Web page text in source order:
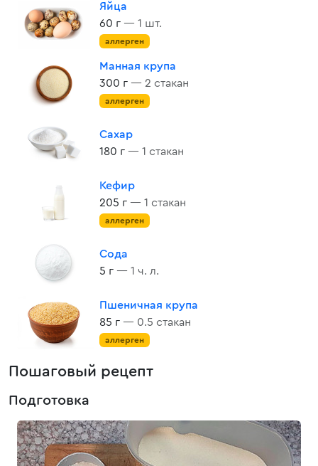
Яйца
60 г — 1 шт.
аллерген
Манная крупа
300 г — 2 стакан
аллерген
Сахар
180 г — 1 стакан
Кефир
205 г — 1 стакан
аллерген
Сода
5 г — 1 ч. л.
Пшеничная крупа
85 г — 0.5 стакан
аллерген
Пошаговый рецепт
Подготовка